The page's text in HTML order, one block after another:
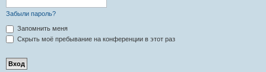
Забыли пароль?
Запомнить меня
Скрыть моё пребывание на конференции в этот раз